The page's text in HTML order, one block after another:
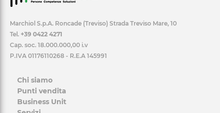
Marchiol S.p.A. Roncade (Treviso) Strada Treviso Mare, 10
Tel. +39 0422 4271
Cap. soc. 18.000.000,00 i.v
P.IVA 01176110268 - R.E.A 145991
Chi siamo
Punti vendita
Business Unit